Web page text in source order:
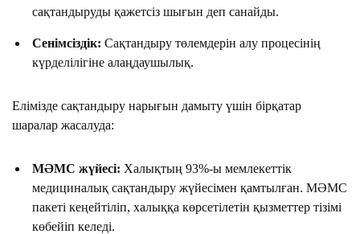
сақтандыруды қажетсіз шығын деп санайды.
Сенімсіздік: Сақтандыру төлемдерін алу процесінің
күрделілігіне алаңдаушылық.
Елімізде сақтандыру нарығын дамыту үшін бірқатар
шаралар жасалуда:
МӘМС жүйесі: Халықтың 93%-ы мемлекеттік
медициналық сақтандыру жүйесімен қамтылған. МӘМС
пакеті кеңейтіліп, халыққа көрсетілетін қызметтер тізімі
көбейіп келеді.